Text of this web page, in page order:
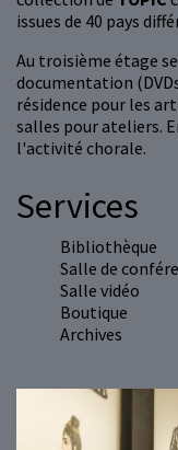
issues de 40 pays
Au troisième étage
documentation
résidence pour les
salles pour ateliers.
l'activité chorale.
Services
Bibliothèque
Salle de
Salle vidéo
Boutique
Archives